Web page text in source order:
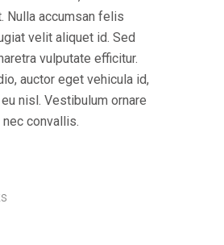
Nulla accumsan felis
velit aliquet id. Sed
vulputate efficitur.
auctor eget vehicula id,
nisl. Vestibulum ornare
convallis.